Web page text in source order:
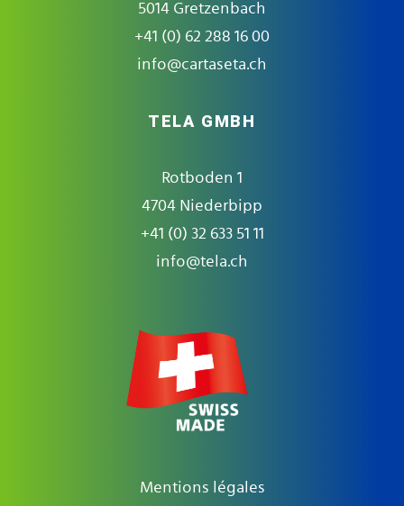
5014 Gretzenbach
+41 (0) 62 288 16 00
info@cartaseta.ch
TELA GMBH
Rotboden 1
4704 Niederbipp
+41 (0) 32 633 51 11
info@tela.ch
Mentions légales